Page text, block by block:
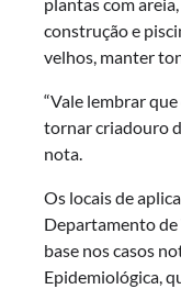
plantas com
construção e
velhos, manter
“Vale lembrar
tornar criadouro
nota.
Os locais de
Departamento de
base nos casos
Epidemiológica,